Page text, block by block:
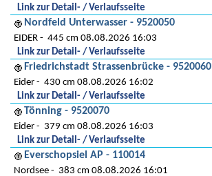
Link zur Detail- / Verlaufsseite
Nordfeld Unterwasser - 9520050
EIDER
445 cm 08.08.2026 16:03
Link zur Detail- / Verlaufsseite
Friedrichstadt Strassenbrücke - 9520060
Eider
430 cm 08.08.2026 16:02
Link zur Detail- / Verlaufsseite
Tönning - 9520070
Eider
379 cm 08.08.2026 16:03
Link zur Detail- / Verlaufsseite
Everschopsiel AP - 110014
Nordsee
383 cm 08.08.2026 16:01